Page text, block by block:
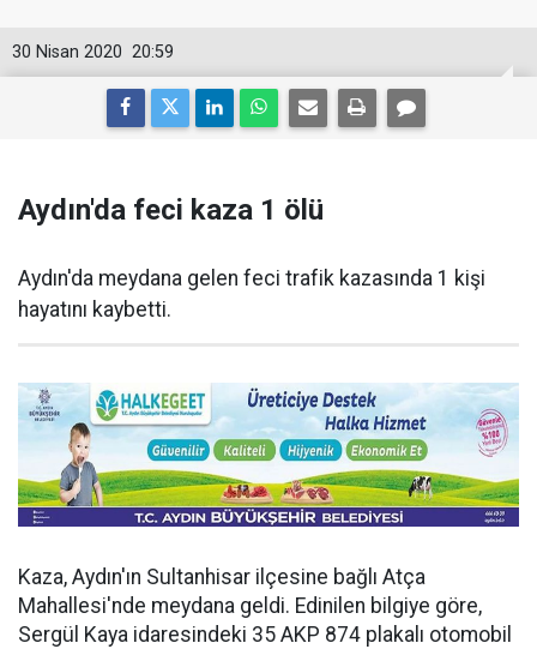
20:59
30 Nisan 2020
Aydın'da feci kaza 1 ölü
Aydın'da meydana gelen feci trafik kazasında 1 kişi
hayatını kaybetti.
Kaza, Aydın'ın Sultanhisar ilçesine bağlı Atça
Mahallesi'nde meydana geldi. Edinilen bilgiye göre,
Sergül Kaya idaresindeki 35 AKP 874 plakalı otomobil